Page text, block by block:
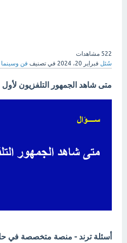
522 مشاهدات
سُئل فبراير 20، 2024 في تصنيف فن وسينما
متى شاهد الجمهور التلفزيون
أسئلة ترند - منصة متخصصة في حل